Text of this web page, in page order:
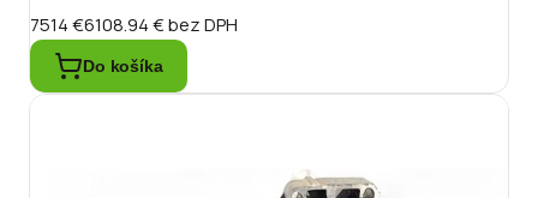
7514 €6108.94 €bez DPH
Do košíka